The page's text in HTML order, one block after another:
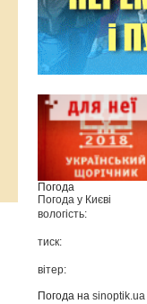
Погода
Погода у Києві
вологість:
тиск:
вітер:
Погода наsinoptik.ua